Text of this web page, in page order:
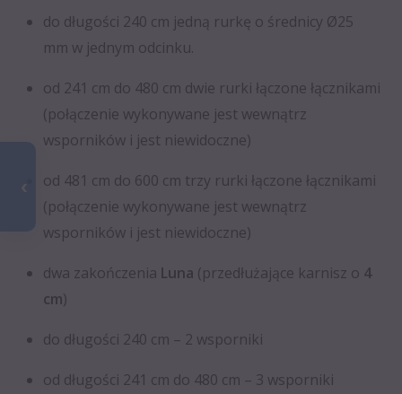
do długości 240 cm jedną rurkę o średnicy Ø25
mm w jednym odcinku.
od 241 cm do 480 cm dwie rurki łączone łącznikami
(połączenie wykonywane jest wewnątrz
wsporników i jest niewidoczne)
od 481 cm do 600 cm trzy rurki łączone łącznikami
(połączenie wykonywane jest wewnątrz
wsporników i jest niewidoczne)
dwa zakończenia Luna (przedłużające karnisz o 4
cm)
do długości 240 cm – 2 wsporniki
od długości 241 cm do 480 cm – 3 wsporniki